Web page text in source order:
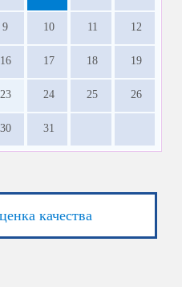
9 10 11 12
16 17 18 19
23 24 25 26
30 31
качества